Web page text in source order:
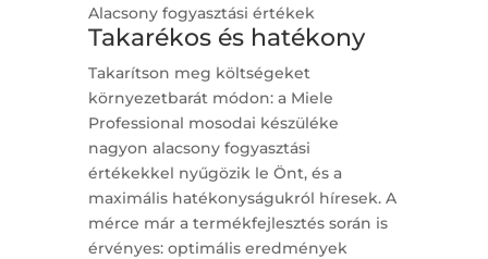
Alacsony fogyasztási értékek
Takarékos és hatékony
Takarítson meg költségeket
környezetbarát módon: a Miele
Professional mosodai készüléke
nagyon alacsony fogyasztási
értékekkel nyűgözik le Önt, és a
maximális hatékonyságukról híresek. A
mérce már a termékfejlesztés során is
érvényes: optimális eredmények